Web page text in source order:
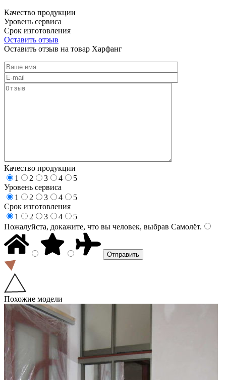
Качество продукции
Уровень сервиса
Срок изготовления
Оставить отзыв
Оставить отзыв на товар Харфанг
Качество продукции
1
2 3 4
5
Уровень сервиса
1
2 3 4
5
Срок изготовления
1
2 3 4
5
Пожалуйста, докажите, что вы человек, выбрав Самолёт.
Похожие модели